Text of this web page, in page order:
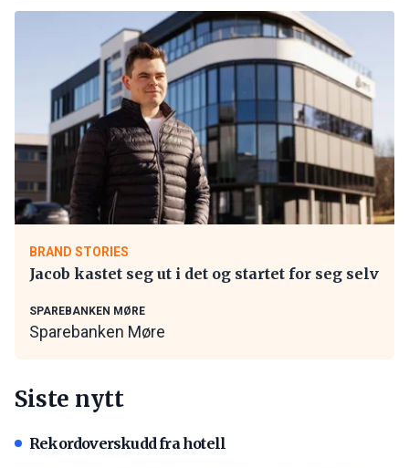
BRAND STORIES
Jacob kastet seg ut i det og startet for seg selv
SPAREBANKEN MØRE
Sparebanken Møre
Siste nytt
Rekordoverskudd fra hotell